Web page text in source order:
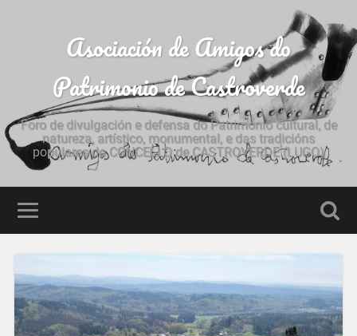
Asociación de Amigos do
Patrimonio de Castroverde
Foro de divulgación e defensa do Patrimonio cultural, de
natureza, artístico, monumental, e das tradicións
populares do CONCELLO de CASTROVERDE (LUGO)